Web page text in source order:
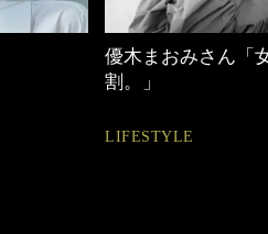
優木まおみさん「
割。」
LIFESTYLE